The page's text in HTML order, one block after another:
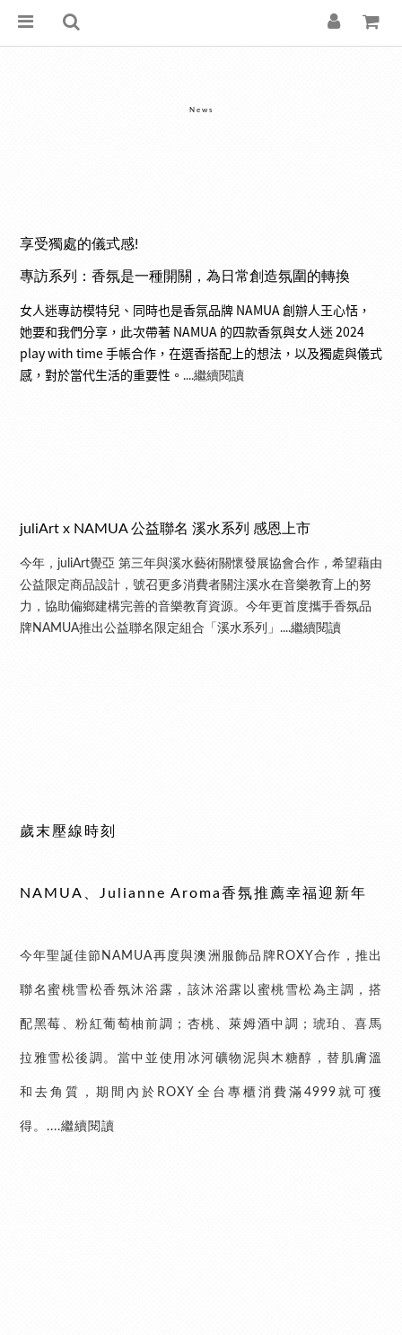
News
享受獨處的儀式感!
專訪系列： 香氛是一種開關，為日常創造氛圍的轉換
女人迷專訪模特兒、同時也是香氛品牌 NAMUA 創辦人王心恬，
她要和我們分享，此次帶著 NAMUA 的四款香氛與女人迷 2024
play with time 手帳合作，在選香搭配上的想法，以及獨處與儀式
感，對於當代生活的重要性。 ....繼續閱讀
juliArt x NAMUA 公益聯名 溪水系列 感恩上市
今年，juliArt覺亞 第三年與溪水藝術關懷發展協會合作，希望藉由
公益限定商品設計，號召更多消費者關注溪水在音樂教育上的努
力，協助偏鄉建構完善的音樂教育資源。今年更首度攜手香氛品
牌NAMUA推出公益聯名限定組合「溪水系列」....繼續閱讀
歲末壓線時刻
NAMUA、Julianne Aroma香氛推薦幸福迎新年
今年聖誕佳節NAMUA再度與澳洲服飾品牌ROXY合作，推出
聯名蜜桃雪松香氛沐浴露，該沐浴露以蜜桃雪松為主調，搭
配黑莓、粉紅葡萄柚前調；杏桃、萊姆酒中調；琥珀、喜馬
拉雅雪松後調。當中並使用冰河礦物泥與木糖醇，替肌膚溫
和去角質，期間內於ROXY全台專櫃消費滿4999就可獲
得。....繼續閱讀